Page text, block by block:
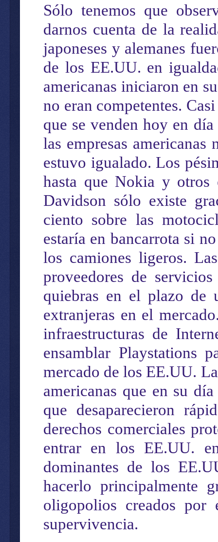
Sólo tenemos que
darnos cuenta de la
japoneses y alemanes
de los EE.UU. en
americanas iniciaron en
no eran competentes.
que se vendenhoy en día
las empresas americanas
estuvo igualado. Los
hasta que Nokia y
Davidson sólo existe
ciento sobre las
estaría en bancarrota si
los camiones ligeros.
proveedores de
quiebras en el plazo de
extranjeras en el
infraestructuras de
ensamblar Playstations
mercado de los EE.UU.
americanas que en su día
que desaparecieron
derechos comerciales
entrar en los EE.UU.
dominantes de los
hacerlo principalmente
oligopolios creados
supervivencia.